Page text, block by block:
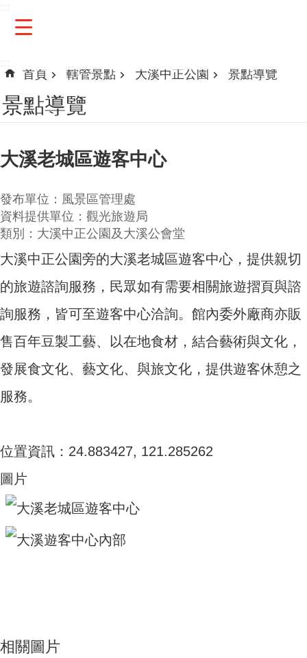
首頁 轄管景點 大溪中正公園 景點導覽
景點導覽
大溪老城區遊客中心
發布單位：風景區管理處
資料提供單位：觀光旅遊局
類別：大溪中正公園及大溪公會堂
大溪中正公園旁的大溪老城區遊客中心，提供親切
的旅遊諮詢服務，民眾如有需要相關旅遊摺頁與諮
詢服務，皆可至遊客中心洽詢。館內委外廠商亦販
售百年豆製工藝、以在地食材，結合藝術與文化，
發展食文化、藝文化、與旅文化，提供遊客休憩之
服務。
位置資訊：24.883427, 121.285262
圖片
相關圖片